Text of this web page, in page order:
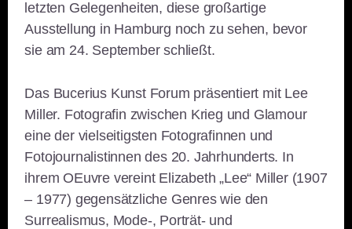
letzten Gelegenheiten, diese großartige
Ausstellung in Hamburg noch zu sehen, bevor
sie am 24. September schließt.
Das Bucerius Kunst Forum präsentiert mit Lee
Miller. Fotografin zwischen Krieg und Glamour
eine der vielseitigsten Fotografinnen und
Fotojournalistinnen des 20. Jahrhunderts. In
ihrem OEuvre vereint Elizabeth „Lee“ Miller (1907
– 1977) gegensätzliche Genres wie den
Surrealismus, Mode-, Porträt- und